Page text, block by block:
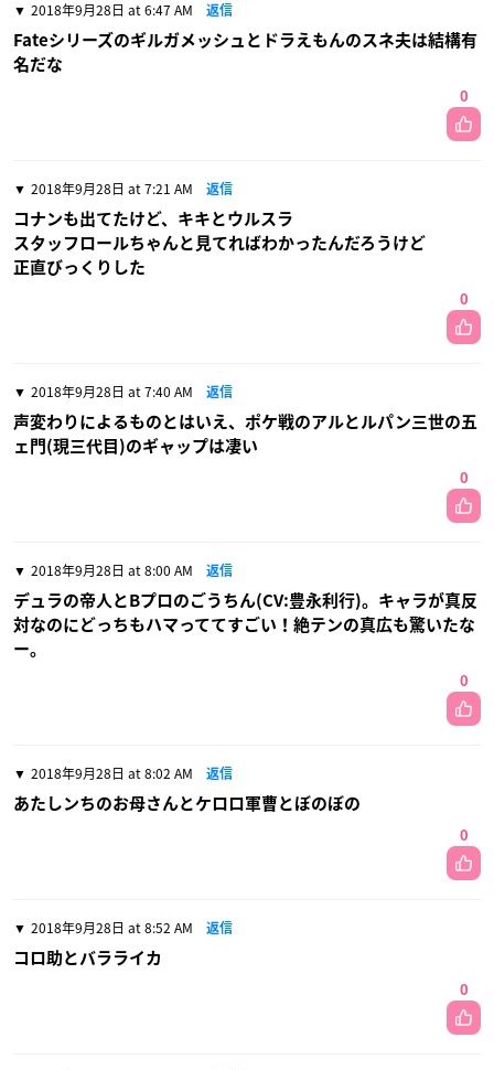
2018年9月28日 at 6:47 AM 返信
Fateシリーズのギルガメッシュとドラえもんのスネ夫は結構有
名だな
0
2018年9月28日 at 7:21 AM 返信
コナンも出てたけど、キキとウルスラ
スタッフロールちゃんと見てればわかったんだろうけど
正直びっくりした
0
2018年9月28日 at 7:40 AM 返信
声変わりによるものとはいえ、ポケ戦のアルとルパン三世の五
ェ門(現三代目)のギャップは凄い
0
2018年9月28日 at 8:00 AM 返信
デュラの帝人とBプロのごうちん(CV:豊永利行)。キャラが真反
対なのにどっちもハマっててすごい！絶テンの真広も驚いたな
ー。
0
2018年9月28日 at 8:02 AM 返信
あたしンちのお母さんとケロロ軍曹とぼのぼの
0
2018年9月28日 at 8:52 AM 返信
コロ助とバラライカ
0